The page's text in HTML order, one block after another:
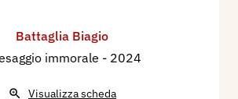
Battaglia Biagio
immorale - 2024
Visualizza scheda